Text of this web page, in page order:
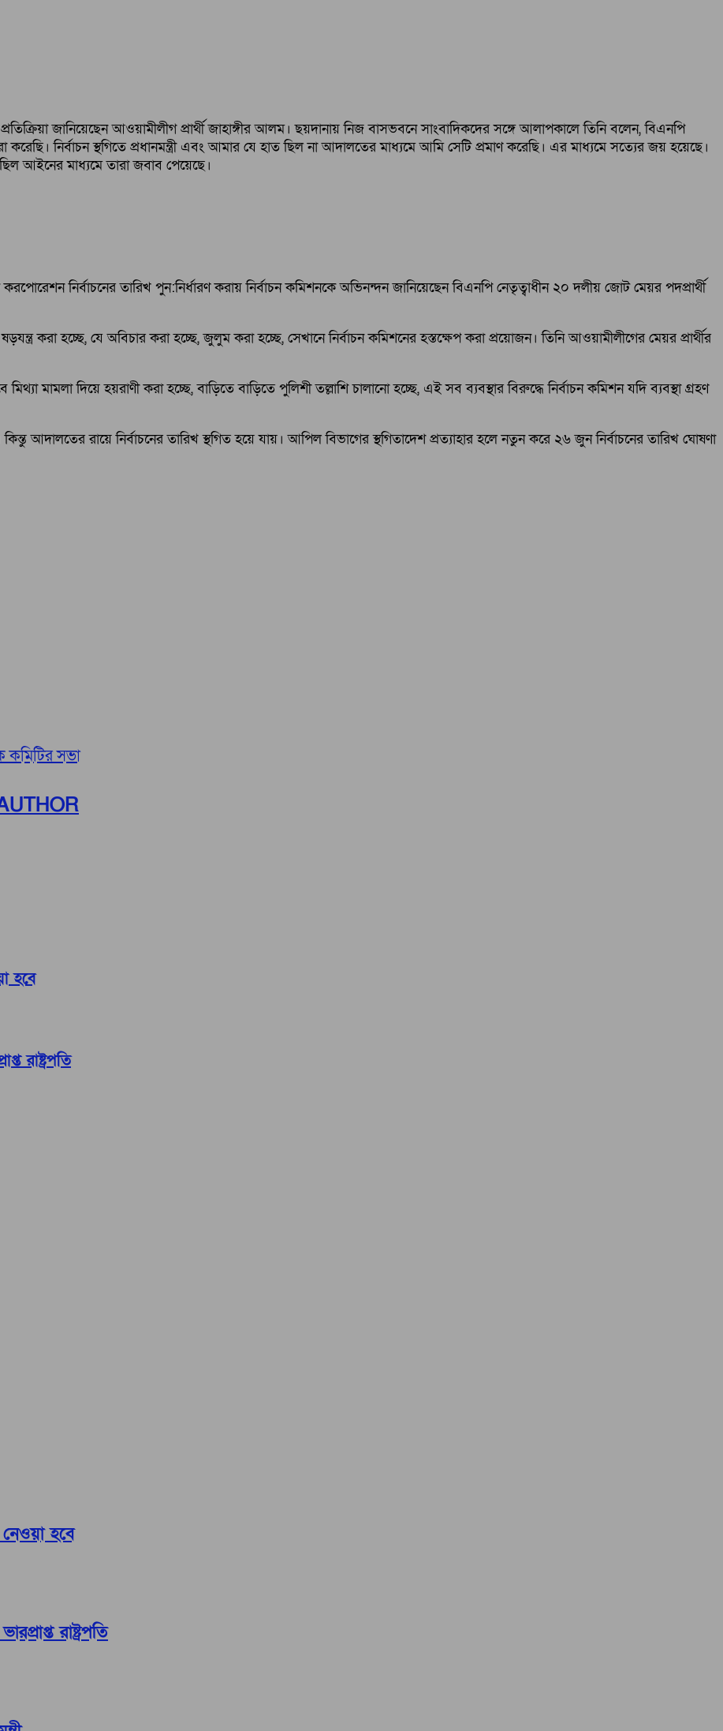
জানিয়েছেন আওয়ামীলীগ প্রার্থী জাহাঙ্গীর আলম। ছয়দানায় নিজ বাসভবনে সাংবাদিকদের সঙ্গে আলাপকালে তিনি বলেন, বিএনপি
নির্বাচন স্থগিতে প্রধানমন্ত্রী এবং আমার যে হাত ছিল না আদালতের মাধ্যমে আমি সেটি প্রমাণ করেছি। এর মাধ্যমে সত্যের জয় হয়েছে।
আইনের মাধ্যমে তারা জবাব পেয়েছে।
নির্বাচনের তারিখ পুন:নির্ধারণ করায় নির্বাচন কমিশনকে অভিনন্দন জানিয়েছেন বিএনপি নেতৃত্বাধীন ২০ দলীয় জোট মেয়র পদপ্রার্থী
করা হচ্ছে, যে অবিচার করা হচ্ছে, জুলুম করা হচ্ছে, সেখানে নির্বাচন কমিশনের হস্তক্ষেপ করা প্রয়োজন। তিনি আওয়ামীলীগের মেয়র প্রার্থীর
মামলা দিয়ে হয়রাণী করা হচ্ছে, বাড়িতে বাড়িতে পুলিশী তল্লাশি চালানো হচ্ছে, এই সব ব্যবস্থার বিরুদ্ধে নির্বাচন কমিশন যদি ব্যবস্থা গ্রহণ
আদালতের রায়ে নির্বাচনের তারিখ স্থগিত হয়ে যায়। আপিল বিভাগের স্থগিতাদেশ প্রত্যাহার হলে নতুন করে ২৬ জুন নির্বাচনের তারিখ ঘোষণা
কমিটির সভা
হবে
রাষ্ট্রপতি
নেওয়া হবে
রাষ্ট্রপতি